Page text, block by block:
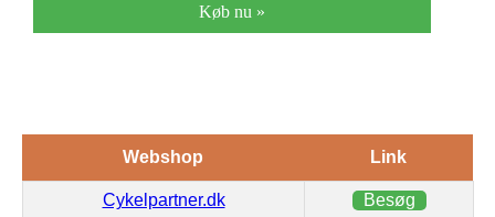
Køb nu »
Webshop Link
Cykelpartner.dk Besøg